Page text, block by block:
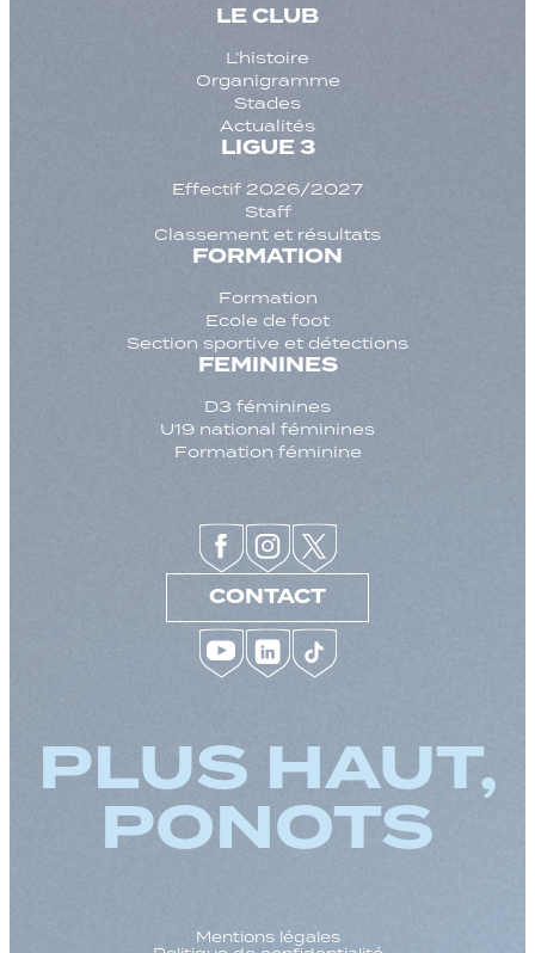
LE CLUB
L’histoire
Organigramme
Stades
Actualités
LIGUE 3
Effectif 2026/2027
Staff
Classement et résultats
FORMATION
Formation
Ecole de foot
Section sportive et détections
FEMININES
D3 féminines
U19 national féminines
Formation féminine
CONTACT
PLUS HAUT,
PONOTS
Mentions légales